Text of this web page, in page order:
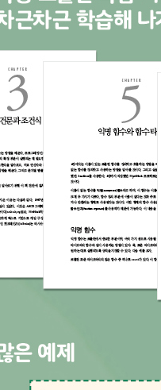
하기 ...... 143
수 145
사용하기 ...... 153
155